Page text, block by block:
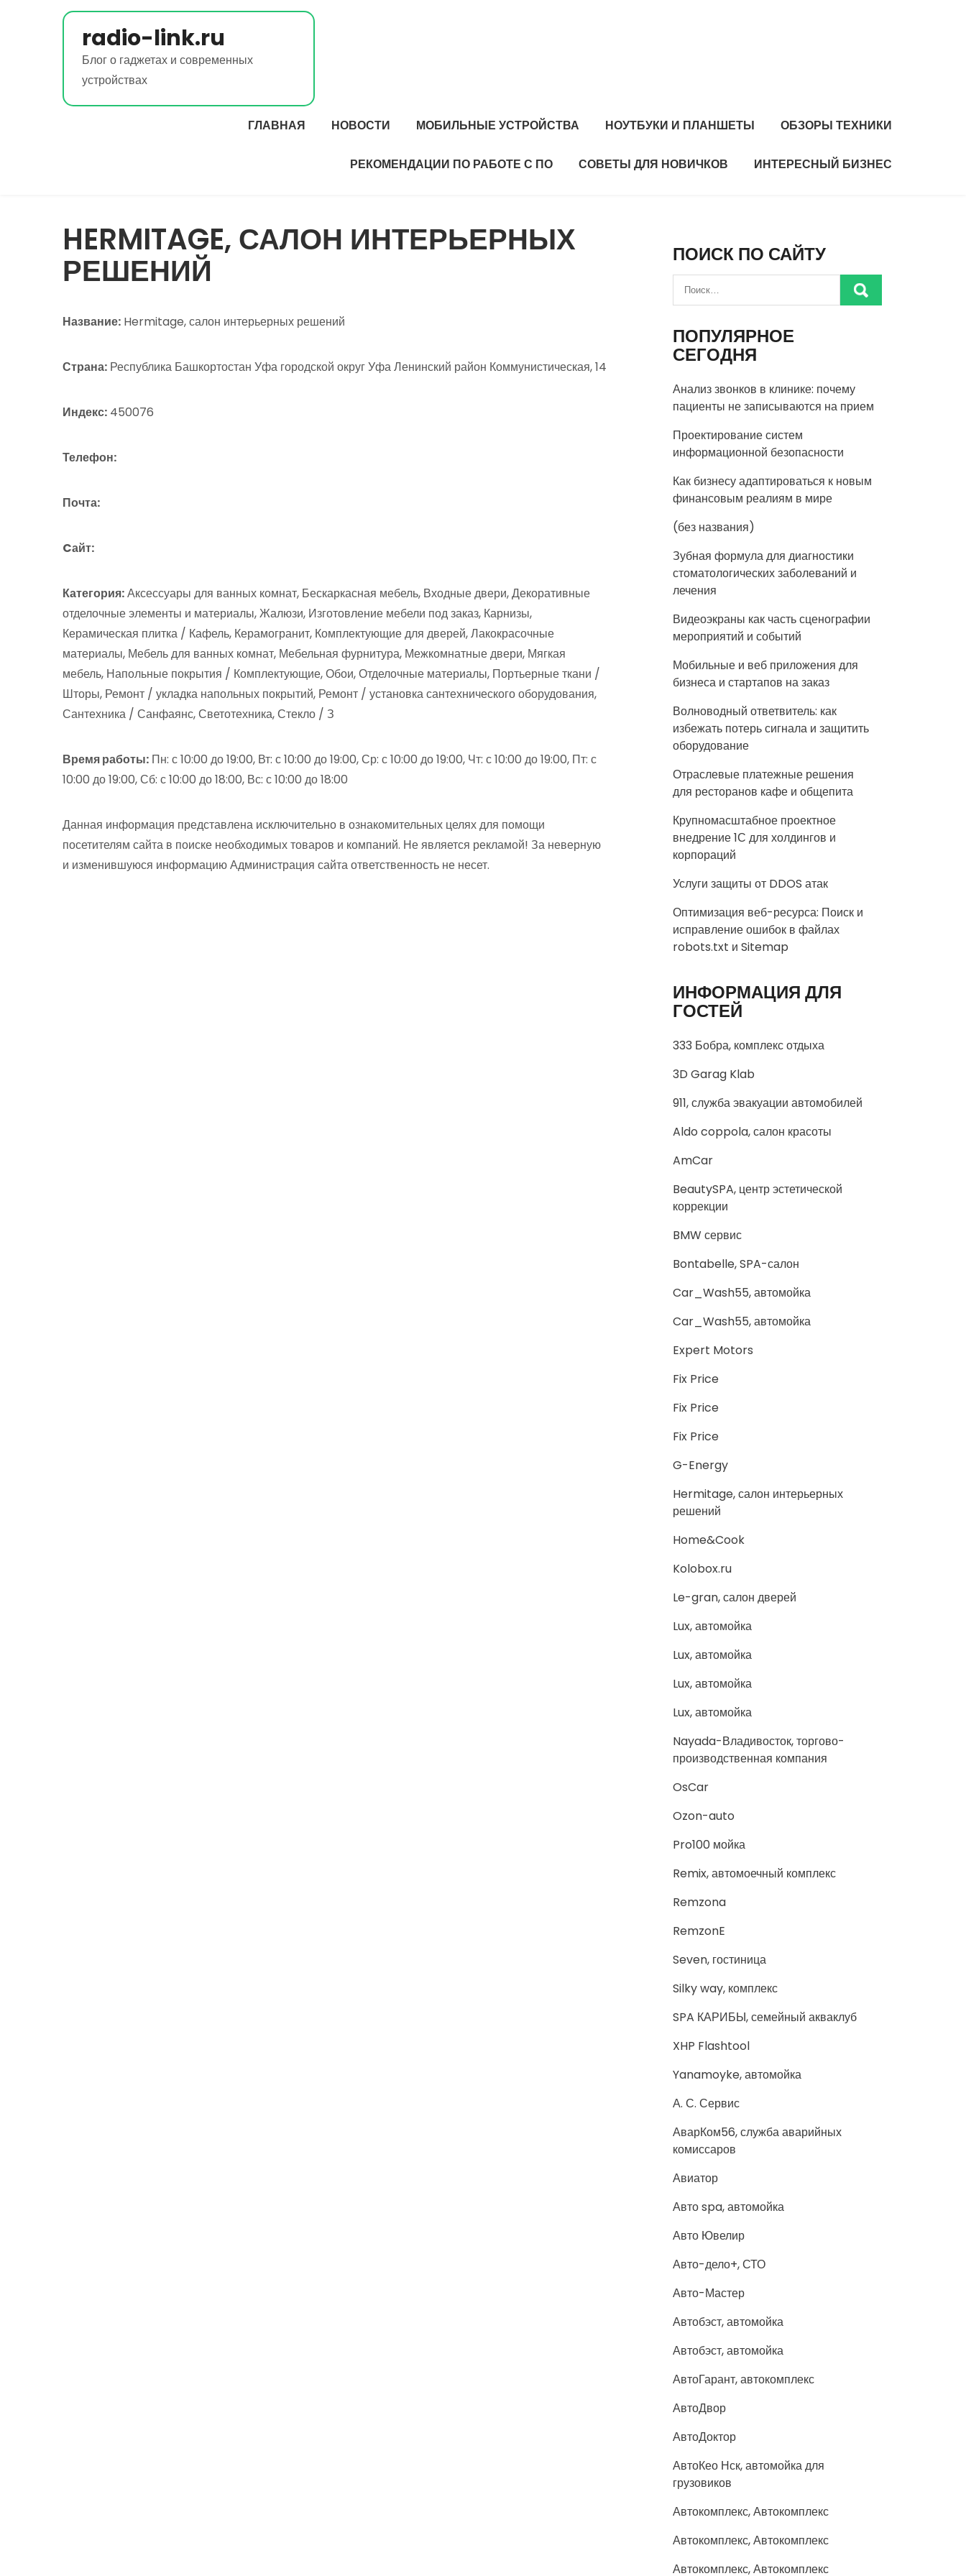
radio-link.ru
Блог о гаджетах и современных
устройствах
ГЛАВНАЯ НОВОСТИ МОБИЛЬНЫЕ УСТРОЙСТВА НОУТБУКИ И ПЛАНШЕТЫ ОБЗОРЫ ТЕХНИКИ
РЕКОМЕНДАЦИИ ПО РАБОТЕ С ПО СОВЕТЫ ДЛЯ НОВИЧКОВ ИНТЕРЕСНЫЙ БИЗНЕС
HERMITAGE, САЛОН ИНТЕРЬЕРНЫХ
РЕШЕНИЙ
Название: Hermitage, салон интерьерных решений
Страна: Республика Башкортостан Уфа городской округ Уфа Ленинский район Коммунистическая, 14
Индекс: 450076
Телефон:
Почта:
Cайт:
Категория:Аксессуары для ванных комнат, Бескаркасная мебель, Входные двери, Декоративные
отделочные элементы и материалы, Жалюзи, Изготовление мебели под заказ, Карнизы,
Керамическая плитка / Кафель, Керамогранит, Комплектующие для дверей, Лакокрасочные
материалы, Мебель для ванных комнат, Мебельная фурнитура, Межкомнатные двери, Мягкая
мебель, Напольные покрытия / Комплектующие, Обои, Отделочные материалы, Портьерные ткани /
Шторы, Ремонт / укладка напольных покрытий, Ремонт / установка сантехнического оборудования,
Сантехника / Санфаянс, Светотехника, Стекло / З
Время работы: Пн: с 10:00 до 19:00, Вт: с 10:00 до 19:00, Ср: с 10:00 до 19:00, Чт: с 10:00 до 19:00, Пт: с
10:00 до 19:00, Сб: с 10:00 до 18:00, Вс: с 10:00 до 18:00
Данная информация представлена исключительно в ознакомительных целях для помощи
посетителям сайта в поиске необходимых товаров и компаний. Не является рекламой! За неверную
и изменившуюся информацию Администрация сайта ответственность не несет.
ПОИСК ПО САЙТУ
ПОПУЛЯРНОЕ
СЕГОДНЯ
Анализ звонков в клинике: почему
пациенты не записываются на прием
Проектирование систем
информационной безопасности
Как бизнесу адаптироваться к новым
финансовым реалиям в мире
(без названия)
Зубная формула для диагностики
стоматологических заболеваний и
лечения
Видеоэкраны как часть сценографии
мероприятий и событий
Мобильные и веб приложения для
бизнеса и стартапов на заказ
Волноводный ответвитель: как
избежать потерь сигнала и защитить
оборудование
Отраслевые платежные решения
для ресторанов кафе и общепита
Крупномасштабное проектное
внедрение 1С для холдингов и
корпораций
Услуги защиты от DDOS атак
Оптимизация веб-ресурса: Поиск и
исправление ошибок в файлах
robots.txt и Sitemap
ИНФОРМАЦИЯ ДЛЯ
ГОСТЕЙ
333 Бобра, комплекс отдыха
3D Garag Klab
911, служба эвакуации автомобилей
Aldo coppola, салон красоты
AmCar
BeautySPA, центр эстетической
коррекции
BMW сервис
Bontabelle, SPA-салон
Car_Wash55, автомойка
Car_Wash55, автомойка
Expert Motors
Fix Price
Fix Price
Fix Price
G-Energy
Hermitage, салон интерьерных
решений
Home&Cook
Kolobox.ru
Le-gran, салон дверей
Lux, автомойка
Lux, автомойка
Lux, автомойка
Lux, автомойка
Nayada-Владивосток, торгово-
производственная компания
OsCar
Ozon-auto
Pro100 мойка
Remix, автомоечный комплекс
Remzona
RemzonE
Seven, гостиница
Silky way, комплекс
SPA КАРИБЫ, семейный акваклуб
XHP Flashtool
Yanamoyke, автомойка
А. С. Сервис
АварКом56, служба аварийных
комиссаров
Авиатор
Авто spa, автомойка
Авто Ювелир
Авто-дело+, СТО
Авто-Мастер
Автобэст, автомойка
Автобэст, автомойка
АвтоГарант, автокомплекс
АвтоДвор
АвтоДоктор
АвтоКео Нск, автомойка для
грузовиков
Автокомплекс, Автокомплекс
Автокомплекс, Автокомплекс
Автокомплекс, Автокомплекс